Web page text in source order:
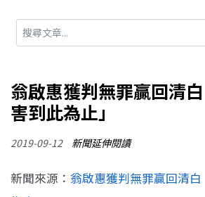
翁啟惠獲判無罪贏回清
害到此為止」
2019-09-12 新聞延伸閱讀
新聞來源： 翁啟惠獲判無罪贏回清